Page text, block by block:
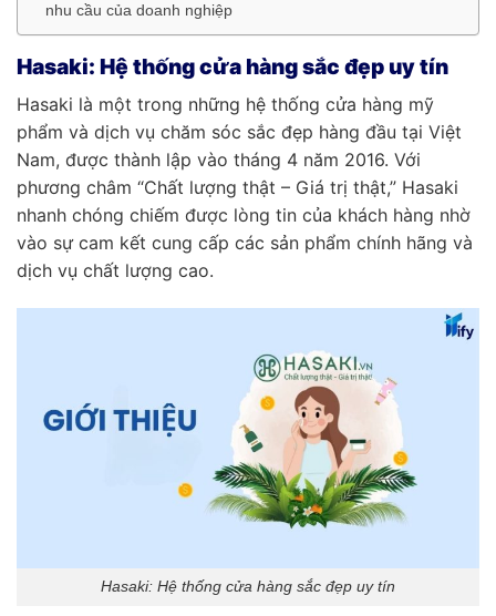
nhu cầu của doanh nghiệp
Hasaki: Hệ thống cửa hàng sắc đẹp uy tín
Hasaki là một trong những hệ thống cửa hàng mỹ
phẩm và dịch vụ chăm sóc sắc đẹp hàng đầu tại Việt
Nam, được thành lập vào tháng 4 năm 2016. Với
phương châm “Chất lượng thật – Giá trị thật,” Hasaki
nhanh chóng chiếm được lòng tin của khách hàng nhờ
vào sự cam kết cung cấp các sản phẩm chính hãng và
dịch vụ chất lượng cao.
Hasaki: Hệ thống cửa hàng sắc đẹp uy tín